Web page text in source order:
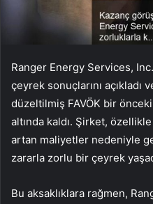
Ranger Energy Services,
çeyrek sonuçlarını açıkladı
düzeltilmiş FAVÖK bir önceki
altında kaldı. Şirket,
artan maliyetler nedeniyle
zararla zorlu bir çeyrek
Bu aksaklıklara rağmen,